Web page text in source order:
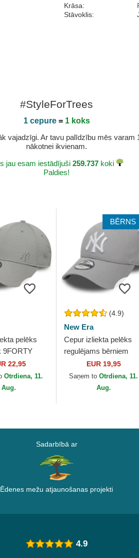
Krāsa:
Stāvoklis:
#StyleForTrees
1 cepure= 1 koks
vajadzīgi. Ar tavu palīdzību mēs
nākotnei ikvienam.
jau esam iestādījuši 259.737 koki
Paldies!
pelēks
9FORTY
no New
MLB no
22,95
Otrdiena, 11.
Aug.
BĒRNS
(4.9)
New Era
Cepur izliekta pelēks
regulējams bērniem
9FORTY Essential no
New York Yankees
MLB no New Era
EUR 19,95
Saņem toOtrdiena, 11.
Aug.
Sadarbībā ar
Ēdenes mežu atjaunošanas projekti
4.9